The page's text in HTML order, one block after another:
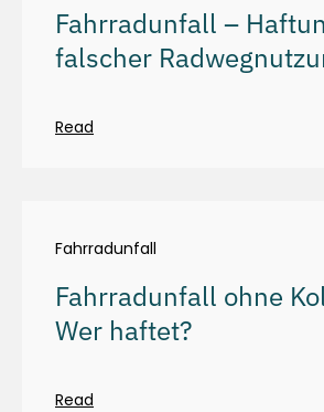
Fahrradunfall –
falscher
Read
Fahrradunfall
Fahrradunfall ohne
Wer haftet?
Read